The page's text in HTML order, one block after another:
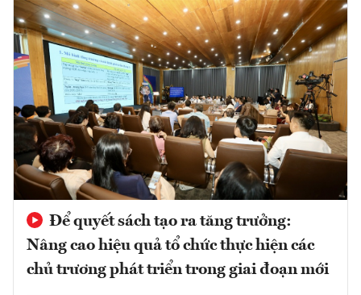
Để quyết sách tạo ra tăng trưởng:
Nâng cao hiệu quả tổ chức thực hiện các
chủ trương phát triển trong giai đoạn mới